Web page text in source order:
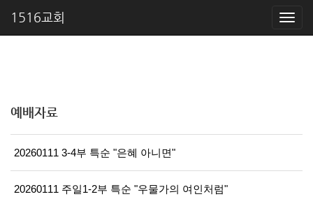
1516교회
예배자료
20260111 3-4부 특순 "은혜 아니면"
20260111 주일1-2부 특순 "우물가의 여인처럼"